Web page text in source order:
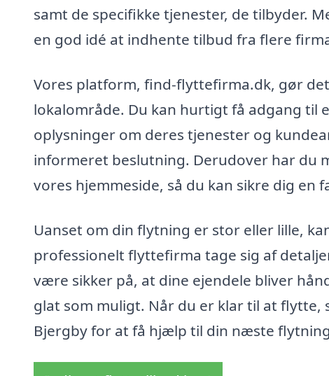
samt de specifikke tjenester, de tilbyder.
en god idé at indhente tilbud fra flere
Vores platform, find-flyttefirma.dk, gør
lokalområde. Du kan hurtigt få adgang til
oplysninger om deres tjenester og
informeret beslutning. Derudover har du
vores hjemmeside, så du kan sikre dig en
Uanset om din flytning er stor eller lille,
professionelt flyttefirma tage sig af
være sikker på, at dine ejendele bliver
glat som muligt. Når du er klar til at
Bjergby for at få hjælp til din næste